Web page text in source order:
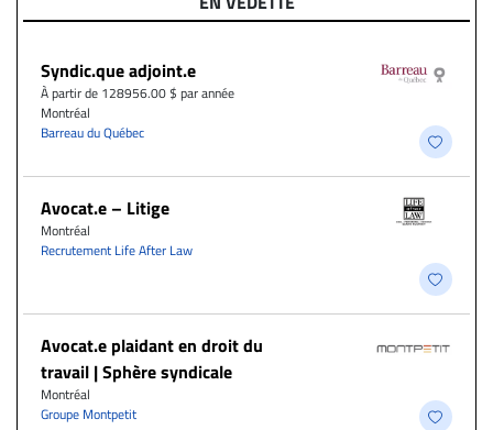
Syndic.que adjoint.e
À partir de 128956.00 $ par année
Montréal
Barreau du Québec
Avocat.e – Litige
Montréal
Recrutement Life After Law
Avocat.e plaidant en droit du
travail | Sphère syndicale
Montréal
Groupe Montpetit